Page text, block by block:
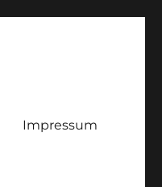
Impressum